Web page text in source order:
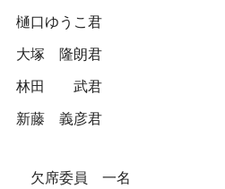
樋口ゆうこ君
大塚 隆朗君
林田 武君
新藤 義彦君
欠席委員 一名